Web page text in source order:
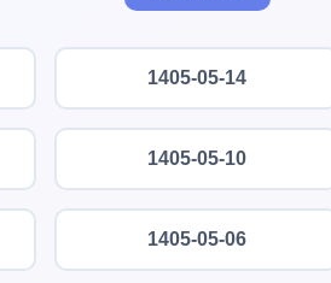
1405-05-14
1405-05-10
1405-05-06